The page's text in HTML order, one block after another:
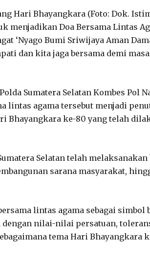
Hari Bhayangkara (Foto: Dok.
menjadikan Doa Bersama Lintas
‘Nyago Bumi Sriwijaya Aman
dan kita jaga bersama demi
Sumatera Selatan Kombes Pol
lintas agama tersebut menjadi
Bhayangkara ke-80 yang telah
Selatan telah melaksanakan
sarana masyarakat,
lintas agama sebagai simbol
nilai-nilai persatuan,
tema Hari Bhayangkara